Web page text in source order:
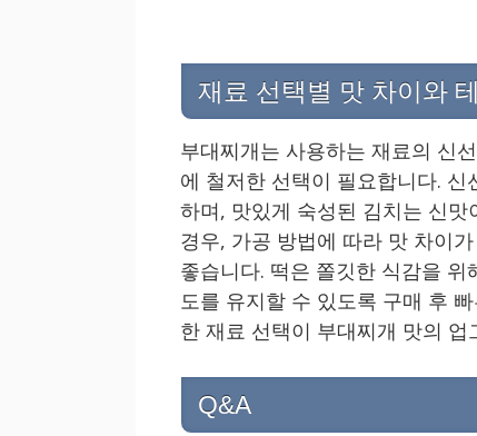
재료 선택별 맛 차이와
부대찌개는 사용하는 재료의 신
에 철저한 선택이 필요합니다.
하며, 맛있게 숙성된 김치는 신
경우, 가공 방법에 따라 맛 차이
좋습니다. 떡은 쫄깃한 식감을
도를 유지할 수 있도록 구매 후
한 재료 선택이 부대찌개 맛의 업
Q&A